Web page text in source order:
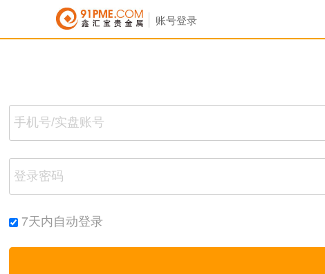
账号登录
7天内自动登录